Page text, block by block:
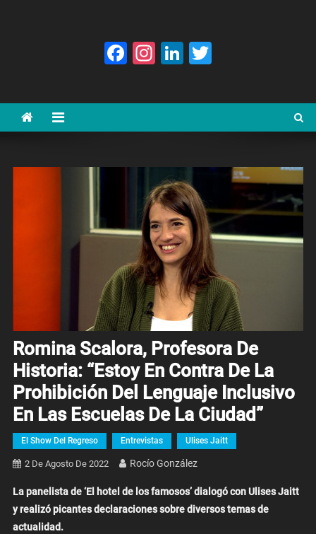
Facebook
Instagram
LinkedIn
Romina Scalora, Profesora De
Historia: “Estoy En Contra De La
Prohibición Del Lenguaje Inclusivo
En Las Escuelas De La Ciudad”
El Show Del Regreso Entrevistas Ulises Jaitt
2 De Agosto De 2022 Rocío González
La panelista de ‘El hotel de los famosos’ dialogó con Ulises Jaitt
y realizó picantes declaraciones sobre diversos temas de
actualidad.